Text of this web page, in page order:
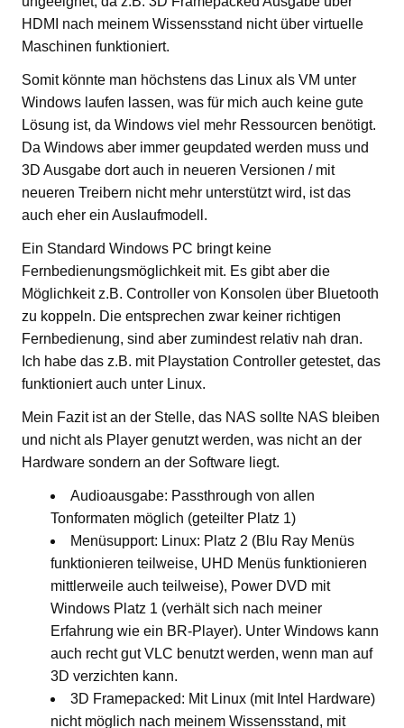
HDMI nach meinem Wissensstand nicht über virtuelle
Maschinen funktioniert.
Somit könnte man höchstens das Linux als VM unter
Windows laufen lassen, was für mich auch keine gute
Lösung ist, da Windows viel mehr Ressourcen benötigt.
Da Windows aber immer geupdated werden muss und
3D Ausgabe dort auch in neueren Versionen / mit
neueren Treibern nicht mehr unterstützt wird, ist das
auch eher ein Auslaufmodell.
Ein Standard Windows PC bringt keine
Fernbedienungsmöglichkeit mit. Es gibt aber die
Möglichkeit z.B. Controller von Konsolen über Bluetooth
zu koppeln. Die entsprechen zwar keiner richtigen
Fernbedienung, sind aber zumindest relativ nah dran.
Ich habe das z.B. mit Playstation Controller getestet, das
funktioniert auch unter Linux.
Mein Fazit ist an der Stelle, das NAS sollte NAS bleiben
und nicht als Player genutzt werden, was nicht an der
Hardware sondern an der Software liegt.
Audioausgabe: Passthrough von allen
Tonformaten möglich (geteilter Platz 1)
Menüsupport: Linux: Platz 2 (Blu Ray Menüs
funktionieren teilweise, UHD Menüs funktionieren
mittlerweile auch teilweise), Power DVD mit
Windows Platz 1 (verhält sich nach meiner
Erfahrung wie ein BR-Player). Unter Windows kann
auch recht gut VLC benutzt werden, wenn man auf
3D verzichten kann.
3D Framepacked: Mit Linux (mit Intel Hardware)
nicht möglich nach meinem Wissensstand, mit